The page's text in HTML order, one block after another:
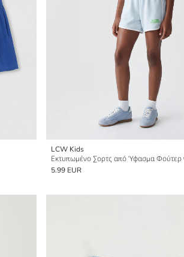
LCW Kids
Εκτυπωμένο Σορτς από Ύφασμα Φούτερ
5.99 EUR